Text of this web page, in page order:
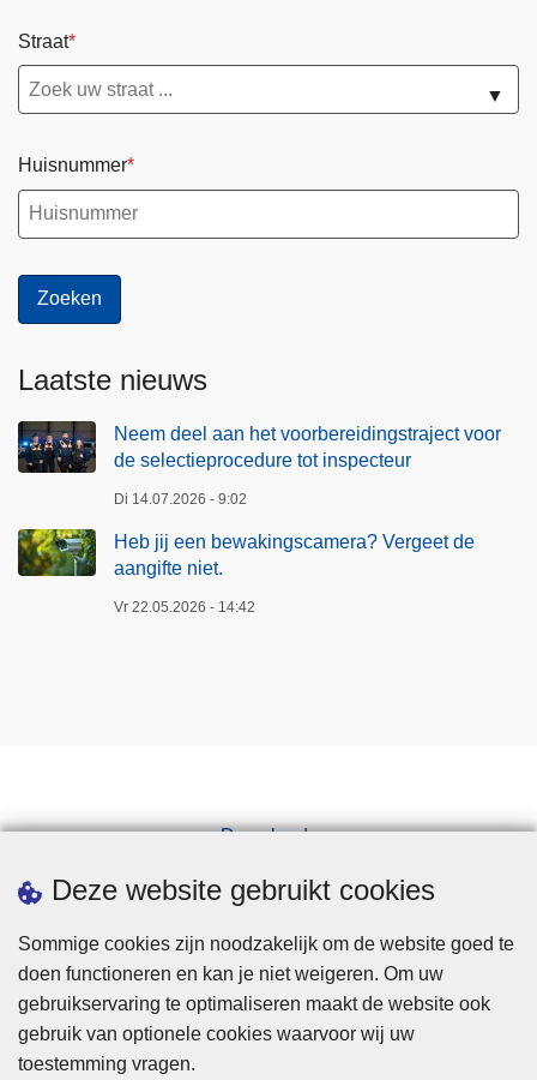
Deze website gebruikt cookies
Sommige cookies zijn noodzakelijk om de website goed te
doen functioneren en kan je niet weigeren. Om uw
gebruikservaring te optimaliseren maakt de website ook
gebruik van optionele cookies waarvoor wij uw
toestemming vragen.
Straat
▼
Huisnummer
Laatste nieuws
Neem deel aan het voorbereidingstraject voor
de selectieprocedure tot inspecteur
Di 14.07.2026 - 9:02
Heb jij een bewakingscamera? Vergeet de
aangifte niet.
Vr 22.05.2026 - 14:42
Downloads